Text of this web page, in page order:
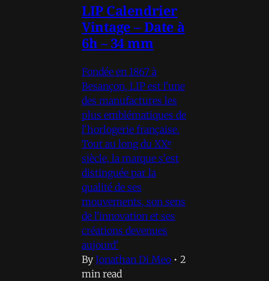
LIP Calendrier
Vintage – Date à
6h – 34 mm
Fondée en 1867 à
Besançon, LIP est l'une
des manufactures les
plus emblématiques de
l'horlogerie française.
Tout au long du XXᵉ
siècle, la marque s'est
distinguée par la
qualité de ses
mouvements, son sens
de l'innovation et ses
créations devenues
aujourd'
By Jonathan Di Meo • 2
min read